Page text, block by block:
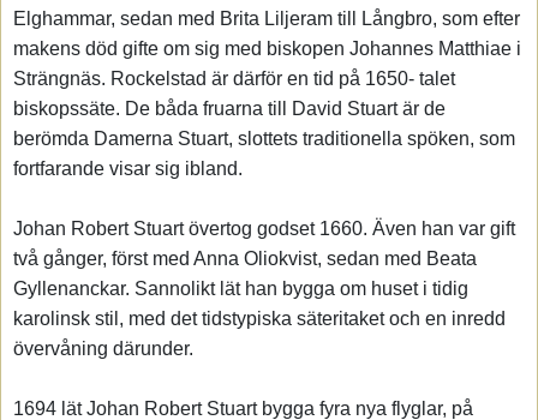
Elghammar, sedan med Brita Liljeram till Långbro, som efter
makens död gifte om sig med biskopen Johannes Matthiae i
Strängnäs. Rockelstad är därför en tid på 1650- talet
biskopssäte. De båda fruarna till David Stuart är de
berömda Damerna Stuart, slottets traditionella spöken, som
fortfarande visar sig ibland.
Johan Robert Stuart övertog godset 1660. Även han var gift
två gånger, först med Anna Oliokvist, sedan med Beata
Gyllenanckar. Sannolikt lät han bygga om huset i tidig
karolinsk stil, med det tidstypiska säteritaket och en inredd
övervåning därunder.
1694 lät Johan Robert Stuart bygga fyra nya flyglar, på